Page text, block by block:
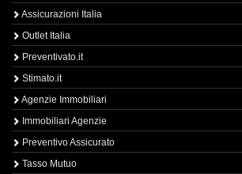
Assicurazioni Italia
Outlet Italia
Preventivato.it
Stimato.it
Agenzie Immobiliari
Immobiliari Agenzie
Preventivo Assicurato
Tasso Mutuo